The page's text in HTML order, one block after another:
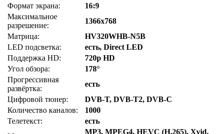
Формат экрана:
16:9
Максимальное
разрешение:
1366x768
Матрица:
HV320WHB-N5B
LED подсветка:
есть, Direct LED
Поддержка HD:
720p HD
Угол обзора:
178°
Прогрессивная
развёртка:
есть
Цифровой тюнер:
DVB-T, DVB-T2, DVB-C
Количество каналов:
1000
Телетекст:
есть
MP3, MPEG4, HEVC (H.265), Xvid,